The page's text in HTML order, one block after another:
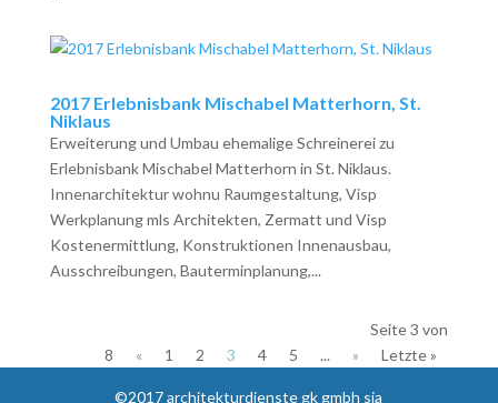
2017 Erlebnisbank Mischabel Matterhorn, St.
Niklaus
Erweiterung und Umbau ehemalige Schreinerei zu
Erlebnisbank Mischabel Matterhorn in St. Niklaus.
Innenarchitektur wohnu Raumgestaltung, Visp
Werkplanung mls Architekten, Zermatt und Visp
Kostenermittlung, Konstruktionen Innenausbau,
Ausschreibungen, Bauterminplanung,...
Seite 3 von
8
« 1 2 3 4 5 ... » Letzte »
©2017 architekturdienste gk gmbh sia